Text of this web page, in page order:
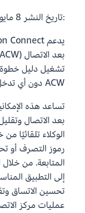
:تاريخ النشر
تشغيل دليل خطوة
ACW دون أي تدخل يدوي.
تساعد هذه
بعد الاتصال
الوكلاء تلقائيًا
رموز التصرف أو
المتابعة. من
تحسين الاتساق
عمليات مركز